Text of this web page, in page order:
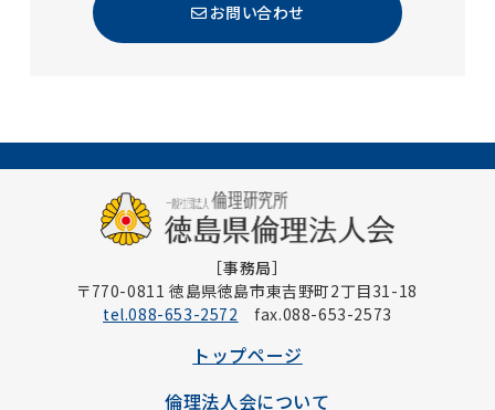
お問い合わせ
［事務局］
〒770-0811 徳島県徳島市東吉野町2丁目31-18
tel.088-653-2572 fax.088-653-2573
トップページ
倫理法人会について